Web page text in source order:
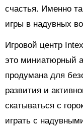
счастья. Именно
игры в надувных
Игровой центр
это миниатюрный
продумана для
развития и
скатываться с
играть с